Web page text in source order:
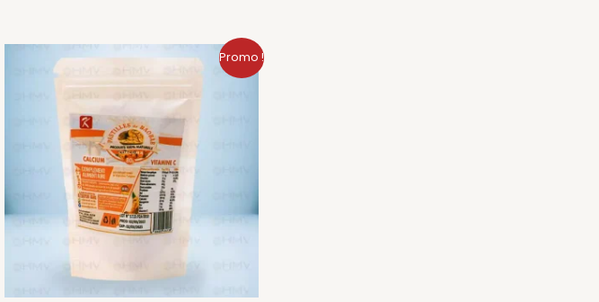
Promo !
était :
2000CFA.
actuel